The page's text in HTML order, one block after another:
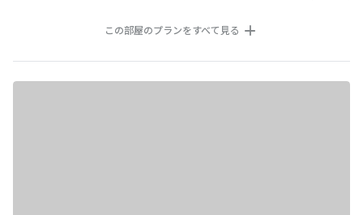
この部屋のプランをすべて見る